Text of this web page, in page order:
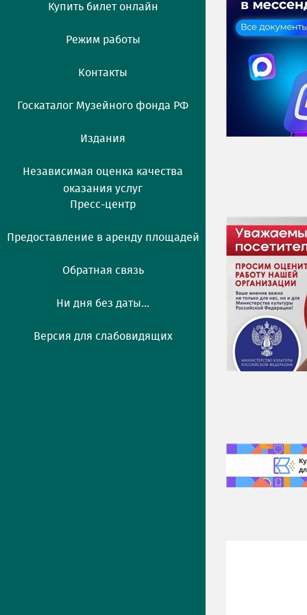
Купить билет онлайн
Режим работы
Контакты
Госкаталог Музейного фонда РФ
Издания
Независимая оценка качества
оказания услуг
Пресс-центр
Предоставление в аренду площадей
Обратная связь
Ни дня без даты...
Версия для слабовидящих